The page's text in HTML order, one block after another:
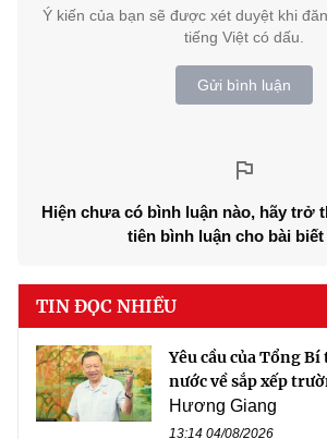
Ý kiến của bạn sẽ được xét duyệt khi
tiếng Việt có dấu.
Gửi bình luận
Hiện chưa có bình luận nào, hãy trở
tiên bình luận cho bài biết
TIN ĐỌC NHIỀU
Yêu cầu của Tổng
nước về sắp xếp
Hương Giang
13:14 04/08/2026